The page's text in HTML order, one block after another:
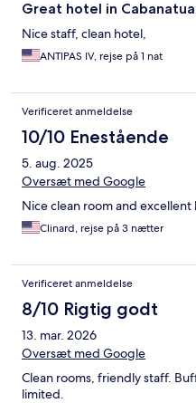
Great hotel in
Nice staff, clean hotel,
ANTIPAS IV, rejse på 1 nat
Verificeret anmeldelse
10/10 Enestående
5. aug. 2025
Oversæt med Google
Nice clean room and excellent
Clinard, rejse på 3 nætter
Verificeret anmeldelse
8/10 Rigtig godt
13. mar. 2026
Oversæt med Google
Clean rooms, friendly staff.
limited.